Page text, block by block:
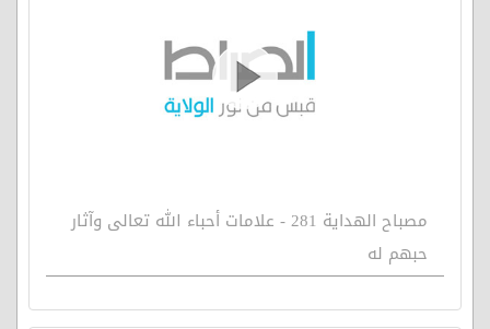
مصباح الهداية 281 - علامات أحباء الله تعالى وآثار
حبهم له